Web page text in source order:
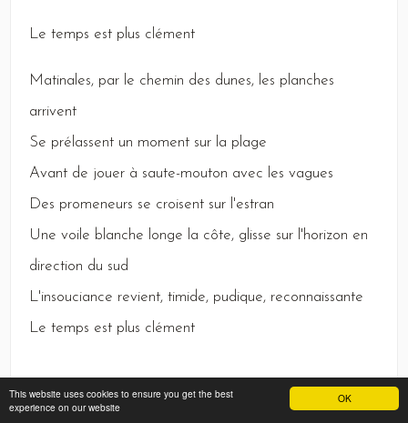
OK
This website uses cookies to ensure you get the best
experience on our website
Le temps est plus clément
Matinales, par le chemin des dunes, les planches
arrivent
Se prélassent un moment sur la plage
Avant de jouer à saute-mouton avec les vagues
Des promeneurs se croisent sur l'estran
Une voile blanche longe la côte, glisse sur l'horizon en
direction du sud
L'insouciance revient, timide, pudique, reconnaissante
Le temps est plus clément